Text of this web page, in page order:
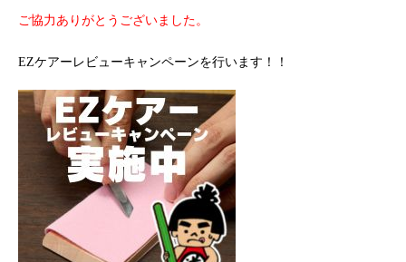
ご協力ありがとうございました。
EZケアーレビューキャンペーンを行います！！